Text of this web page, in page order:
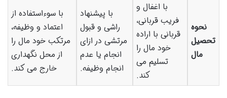
نحوه
تحصیل
مال
با اغفال و
فریب قربانی،
قربانی با اراده
خود مال را
تسلیم می
کند.
با پیشنهاد
راشی و قبول
مرتشی در ازای
انجام یا عدم
انجام وظیفه.
با سوءاستفاده از
اعتماد و وظیفه،
مرتکب خود مال را
از محل نگهداری
خارج می کند.